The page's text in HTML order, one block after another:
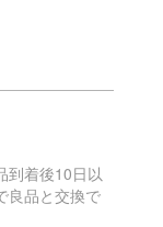
到着後10日以
良品と交換で